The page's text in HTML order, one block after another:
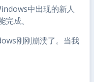
中出现的新人
成。
刚刚崩溃了。当我